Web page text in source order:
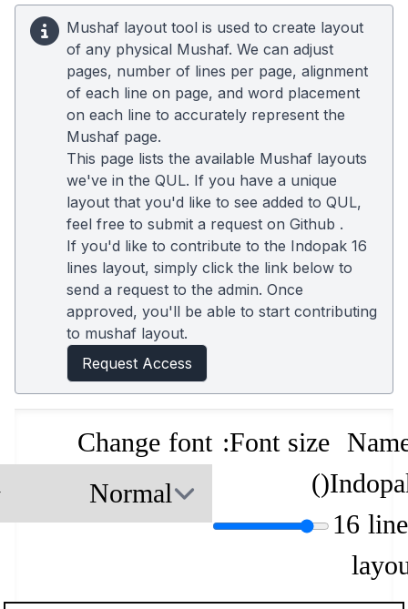
Mushaf layout tool is used to create layout
of any physical Mushaf. We can adjust
pages, number of lines per page, alignment
of each line on page, and word placement
on each line to accurately represent the
Mushaf page.
This page lists the available Mushaf layouts
we've in the QUL. If you have a unique
layout that you'd like to see added to QUL,
feel free to submit a request on Github .
If you'd like to contribute to the Indopak 16
lines layout, simply click the link below to
send a request to the admin. Once
approved, you'll be able to start contributing
to mushaf layout.
Request Access
16
Font size:
(
)
Change font